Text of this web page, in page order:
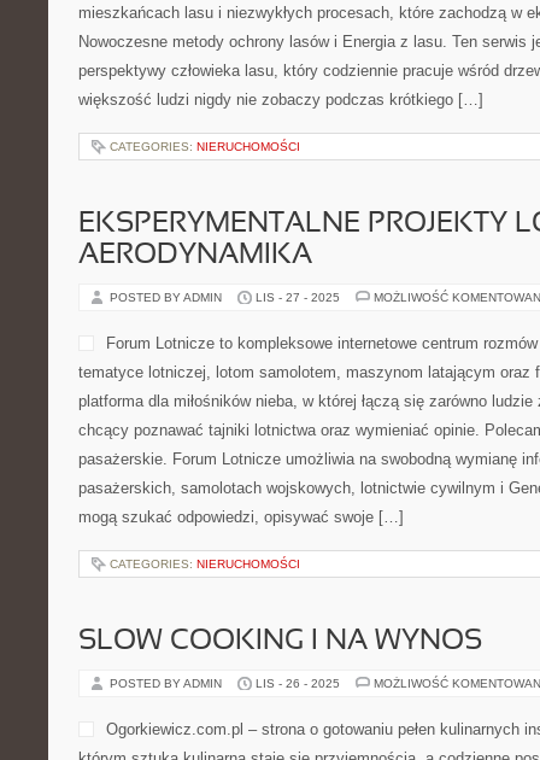
mieszkańcach lasu i niezwykłych procesach, które zachodzą w
Nowoczesne metody ochrony lasów i Energia z lasu. Ten serwis
perspektywy człowieka lasu, który codziennie pracuje wśród
większość ludzi nigdy nie zobaczy podczas krótkiego […]
CATEGORIES: NIERUCHOMOŚCI
EKSPERYMENTALNE PROJEKTY
AERODYNAMIKA
POSTED BY ADMIN LIS - 27 - 2025 MOŻLIWOŚĆ
Forum Lotnicze to kompleksowe internetowe centrum
tematyce lotniczej, lotom samolotem, maszynom latającym oraz
platforma dla miłośników nieba, w której łączą się zarówno
chcący poznawać tajniki lotnictwa oraz wymieniać opinie.
pasażerskie. Forum Lotnicze umożliwia na swobodną wymianę
pasażerskich, samolotach wojskowych, lotnictwie cywilnym i
mogą szukać odpowiedzi, opisywać swoje […]
CATEGORIES: NIERUCHOMOŚCI
SLOW COOKING I NA WYNOS
POSTED BY ADMIN LIS - 26 - 2025 MOŻLIWOŚĆ
Ogorkiewicz.com.pl – strona o gotowaniu pełen kulinarnych